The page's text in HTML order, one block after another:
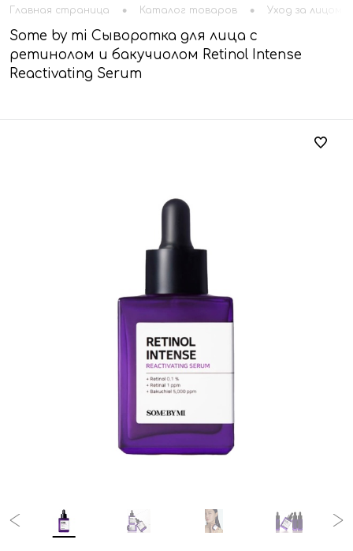
Главная страница • Каталог товаров • Уход за лицом
Some by mi Сыворотка для лица с
ретинолом и бакучиолом Retinol Intense
Reactivating Serum